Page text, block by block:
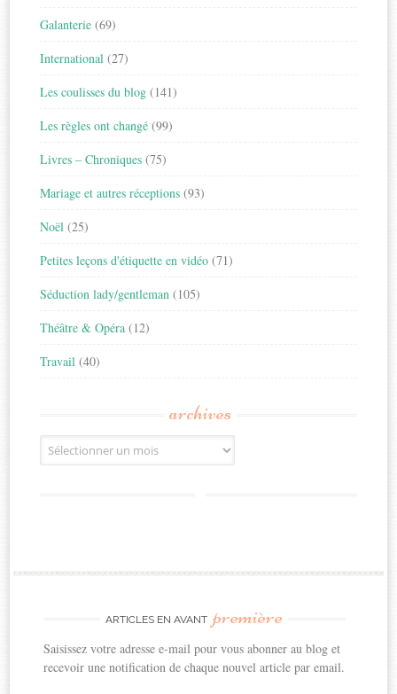
Galanterie (69)
International (27)
Les coulisses du blog (141)
Les règles ont changé (99)
Livres – Chroniques (75)
Mariage et autres réceptions (93)
Noël (25)
Petites leçons d'étiquette en vidéo (71)
Séduction lady/gentleman (105)
Théâtre & Opéra (12)
Travail (40)
archives
Archives
ARTICLES EN AVANT première
Saisissez votre adresse e-mail pour vous abonner au blog et
recevoir une notification de chaque nouvel article par email.